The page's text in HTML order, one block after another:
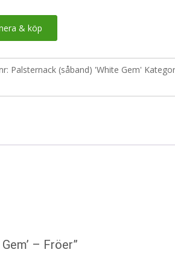
& köp
Palsternack (såband) 'White Gem'
– Fröer”